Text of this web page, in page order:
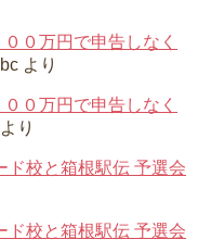
０万円で申告しなく
より
０万円で申告しなく
より
校と箱根駅伝 予選会
校と箱根駅伝 予選会